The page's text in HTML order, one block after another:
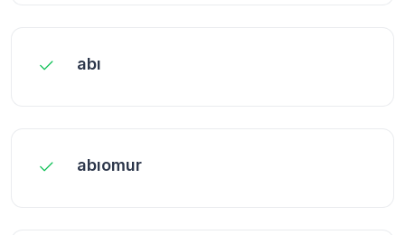
abı
abıomur